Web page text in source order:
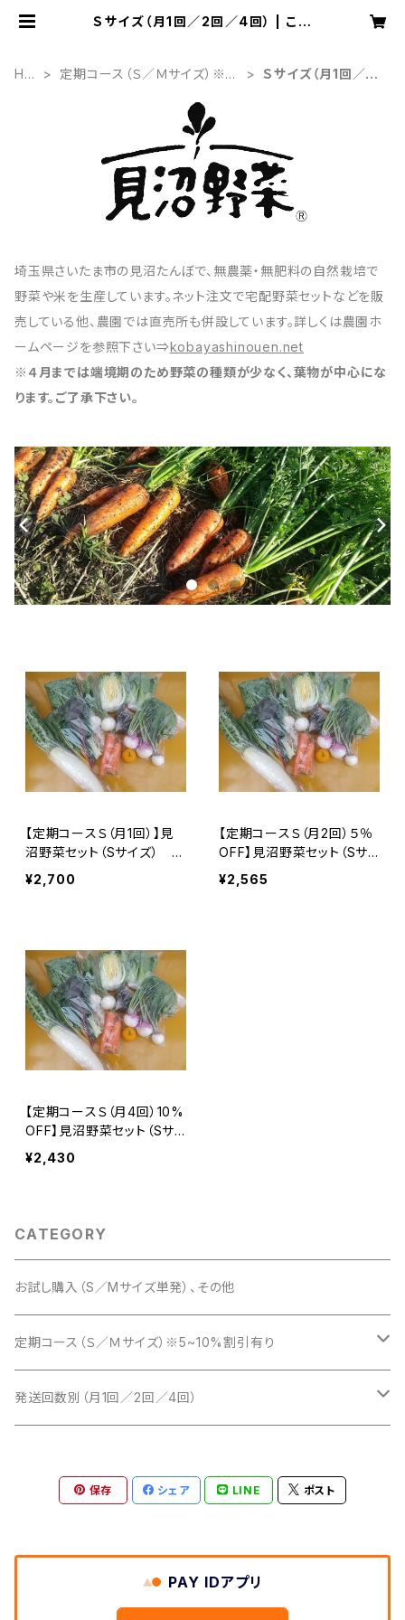
Ｓサイズ（月1回／2回／4回） | こば
HO
定期コース（Ｓ／Ｍサイズ）※5~
Ｓサイズ（月1回／2
埼玉県さいたま市の見沼たんぼで、無農薬・無肥料の自然栽培で
野菜や米を生産しています。ネット注文で宅配野菜セットなどを販
売している他、農園では直売所も併設しています。詳しくは農園ホ
ームページを参照下さい⇒kobayashinouen.net
※４月までは端境期のため野菜の種類が少なく、葉物が中心にな
ります。ご了承下さい。
【定期コースＳ（月1回）】見
沼野菜セット（Sサイズ） ※
火曜または木曜発送
¥2,700
【定期コースＳ（月2回）５％
OFF】見沼野菜セット（Sサイ
ズ） ※火曜または木曜発
¥2,565
【定期コースＳ（月4回）10%
OFF】見沼野菜セット（Sサイ
ズ） ※火曜または木曜発
¥2,430
CATEGORY
お試し購入（S／Mサイズ単発）、その他
定期コース（Ｓ／Ｍサイズ）※5~10%割引有り
Ｓサイズ（月1回／2回／4回）
発送回数別（月1回／2回／4回）
月2回（隔週）Ｓ／Ｍサイズ
月4回（毎週）Ｓ／Ｍサイズ
保存 シェア LINE ポスト
PAY IDアプリ